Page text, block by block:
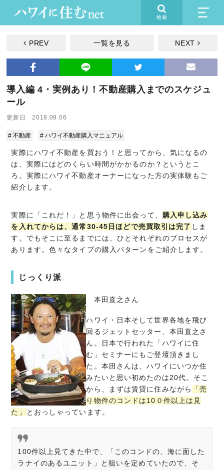
検索
PREV 一覧を見る NEXT
導入編 4・実例あり！不動産購入までのスケジュ
ール
更新日 2018.09.06
# 不動産 # ハワイ不動産購入マニュアル
実際にハワイ不動産を買おう！と思ってから、気になるの
は、実際にはどのくらい時間がかかるのか？というとこ
ろ。実際にハワイ不動産オーナーになった方の実体験もご
紹介します。
実際に「これだ！」と思う物件に出会って、
購入申し込み
を入れてからは、通常30-45日ほどで売買取引は完了 しま
す。でもそこに至るまでには、ひとそれぞれのプロセスが
あります。色々なタイプの購入パターンをご紹介します。
じっくり派
本田直之さん
ハワイ・日本そして世界各地を飛び
回るジェットセッター、本田直之さ
ん。日本で行われた「ハワイに住
む」セミナーにもご登壇頂きまし
た。本田さんは、ハワイにいつか住
みたいと思い初めたのは20代。そこ
から、まずは賃貸に住みながら
「売
り物件のコンドは10０ 件以上は見
た」
とおっしゃっています。
100件以上見てきた中で、「このコンドの、海に面した
ラナイのあるユニット」と狙いを定めていたので、そ